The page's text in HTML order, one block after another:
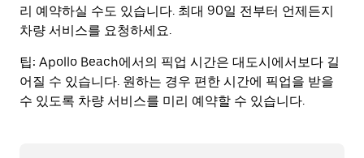
리 예약하실 수도 있습니다. 최대 90일 전부터 언제든지
차량 서비스를 요청하세요.
팁: Apollo Beach에서의 픽업 시간은 대도시에서보다 길
어질 수 있습니다. 원하는 경우 편한 시간에 픽업을 받을
수 있도록 차량 서비스를 미리 예약할 수 있습니다.